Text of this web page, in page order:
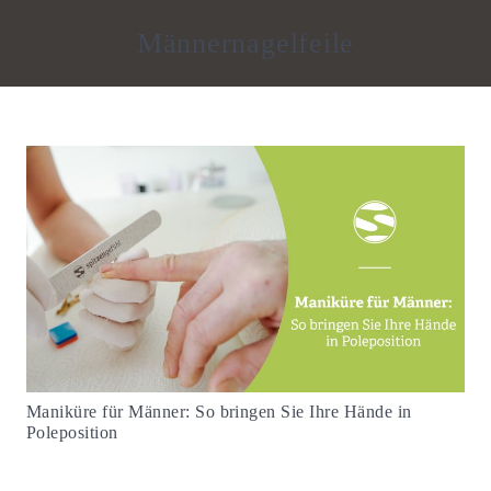
Männernagelfeile
Maniküre für Männer: So bringen Sie Ihre Hände in
Poleposition